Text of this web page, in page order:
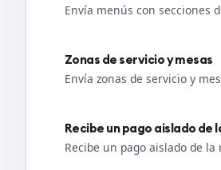
Envía menús con secciones
Zonas de servicio y mesas
Envía zonas de servicio y
Recibe un pago aislado de
Recibe un pago aislado de la